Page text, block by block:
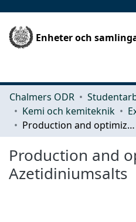
Enheter och
Chalmers ODR
Kemi och kemiteknik
Production and optimization of Azetidiniumsalts
Production and
Azetidiniumsalts